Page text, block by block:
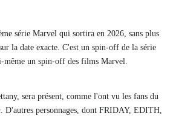
série Marvel qui sortira en 2026, sans plus
la date exacte. C'est un spin-off de la série
même un spin-off des films Marvel.
sera présent, comme l'ont vu les fans du
. D'autres personnages, dont FRIDAY, EDITH,